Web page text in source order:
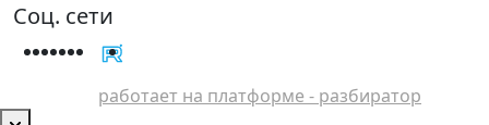
Соц. сети
работает на платформе - разбиратор